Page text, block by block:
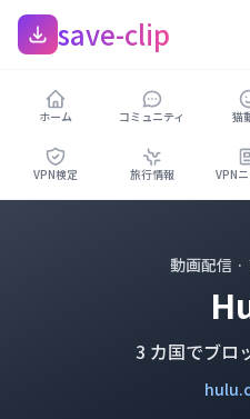
save-clip
ホーム コミュニティ 猫
VPN検定 旅行情報 VPN
動画配信 ·
3 カ国でブロ